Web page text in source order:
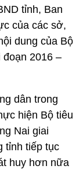
tỉnh, Ban
của các sở,
dung của Bộ
2016 –
dân trong
hiện Bộ tiêu
Nai giai
tỉnh tiếp tục
huy hơn nữa